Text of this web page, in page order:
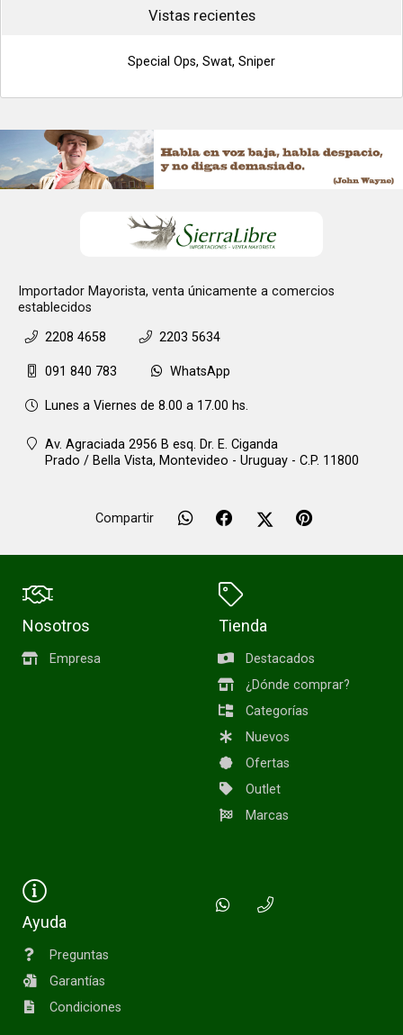
Vistas recientes
Special Ops, Swat, Sniper
Importador Mayorista, venta únicamente a comercios
establecidos
2208 4658
2203 5634
091 840 783 WhatsApp
Lunes a Viernes de 8.00 a 17.00 hs.
Av. Agraciada 2956 B esq. Dr. E. Ciganda
Prado / Bella Vista, Montevideo - Uruguay - C.P. 11800
Compartir
Nosotros
Empresa
Tienda
Destacados
¿Dónde comprar?
Categorías
Nuevos
Ofertas
Outlet
Marcas
Ayuda
Preguntas
Garantías
Condiciones